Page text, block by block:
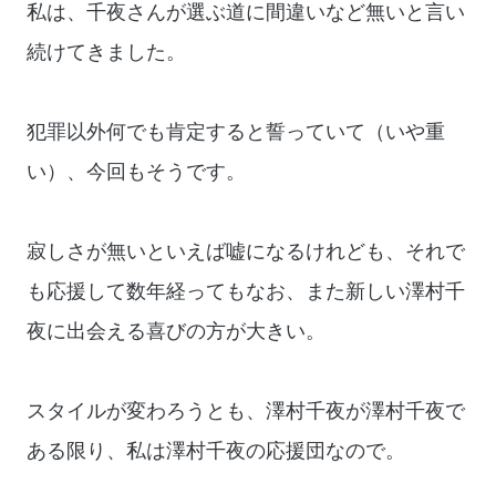
私は、千夜さんが選ぶ道に間違いなど無いと言い
続けてきました。
犯罪以外何でも肯定すると誓っていて（いや重
い）、今回もそうです。
寂しさが無いといえば嘘になるけれども、それで
も応援して数年経ってもなお、また新しい澤村千
夜に出会える喜びの方が大きい。
スタイルが変わろうとも、澤村千夜が澤村千夜で
ある限り、私は澤村千夜の応援団なので。